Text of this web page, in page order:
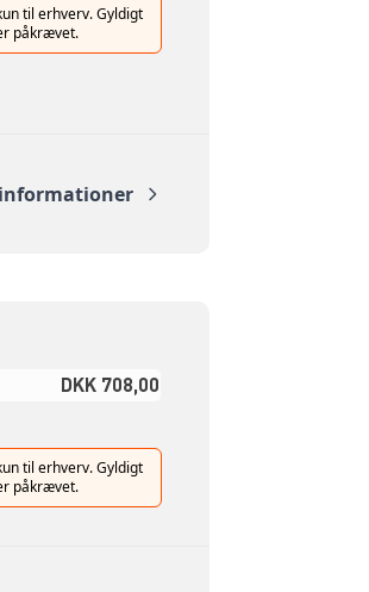
til erhverv. Gyldigt
påkrævet.
DKK 708,00
til erhverv. Gyldigt
påkrævet.